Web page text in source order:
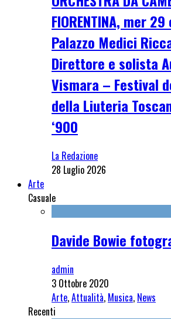
FIORENTINA, mer
Palazzo Medici
Direttore e solista
Vismara – Festival
della Liuteria
‘900
La Redazione
28 Luglio 2026
Arte
Casuale
Davide Bowie
admin
3 Ottobre 2020
Arte,Attualità, Musica, News
Recenti